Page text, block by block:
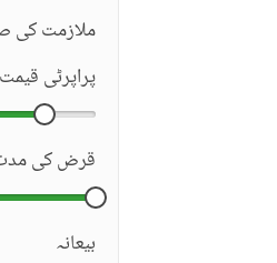
ملازمت کی
پراپرٹی قیمت
قرض کی
بیعانہ